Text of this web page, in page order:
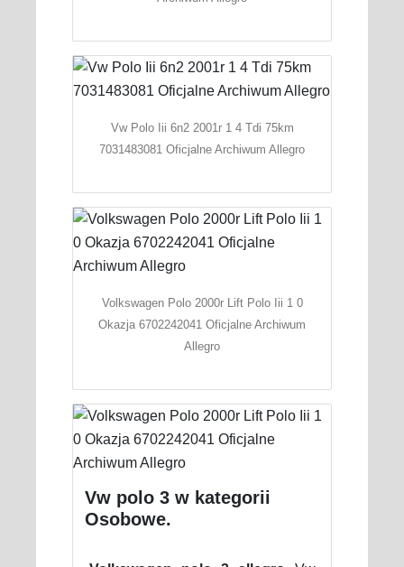
Vw Polo Iii 6n2 2001r 1 4 Tdi 75km
7031483081 Oficjalne Archiwum Allegro
Volkswagen Polo 2000r Lift Polo Iii 1 0
Okazja 6702242041 Oficjalne Archiwum
Allegro
Vw polo 3 w kategorii
Osobowe.